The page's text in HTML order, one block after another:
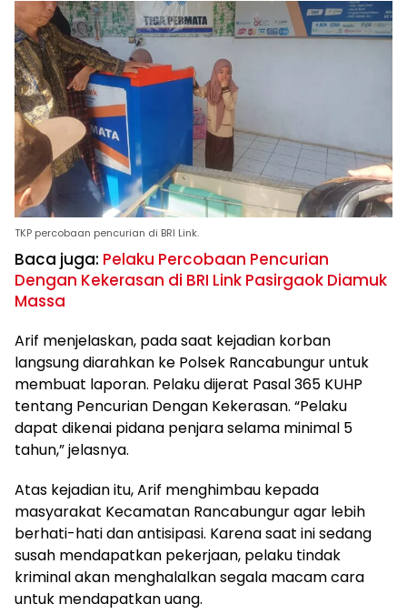
TKP percobaan pencurian di BRI Link.
Baca juga: Pelaku Percobaan Pencurian
Dengan Kekerasan di BRI Link Pasirgaok Diamuk
Massa
Arif menjelaskan, pada saat kejadian korban
langsung diarahkan ke Polsek Rancabungur untuk
membuat laporan. Pelaku dijerat Pasal 365 KUHP
tentang Pencurian Dengan Kekerasan. “Pelaku
dapat dikenai pidana penjara selama minimal 5
tahun,” jelasnya.
Atas kejadian itu, Arif menghimbau kepada
masyarakat Kecamatan Rancabungur agar lebih
berhati-hati dan antisipasi. Karena saat ini sedang
susah mendapatkan pekerjaan, pelaku tindak
kriminal akan menghalalkan segala macam cara
untuk mendapatkan uang.